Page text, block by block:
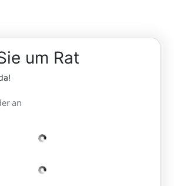
um Rat
an